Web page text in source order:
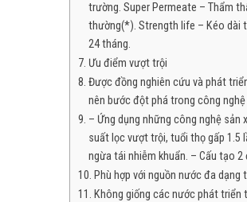
trường. Super Permeate – Thẩm
thường(*). Strength life – Kéo dài
24 tháng.
Ưu điểm vượt trội
Được đồng nghiên cứu và phát
nên bước đột phá trong công nghệ
– Ứng dụng những công nghệ sản
suất lọc vượt trội, tuổi thọ gấp 1.5
ngừa tái nhiễm khuẩn. – Cấu tạo
Phù hợp với nguồn nước đa dạng
Không giống các nước phát